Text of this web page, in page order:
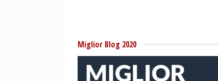
Miglior Blog 2020